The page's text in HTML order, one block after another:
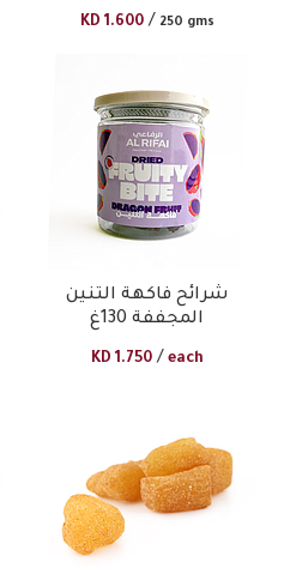
KD 1.600 / 250 gms
شرائح فاكهة التنين
المجففة 130غ
KD 1.750 / each